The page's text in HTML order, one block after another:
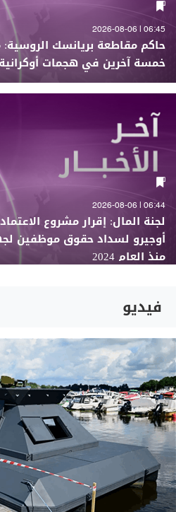
06:45 | 2026-08-06
حاكم مقاطعة بريانسك
خمسة آخرين في هجمات
06:44 | 2026-08-06
لجنة المال: إقرار مشروع
أوجيرو لسداد حقوق موظفين
منذ العام 2024
فيديو